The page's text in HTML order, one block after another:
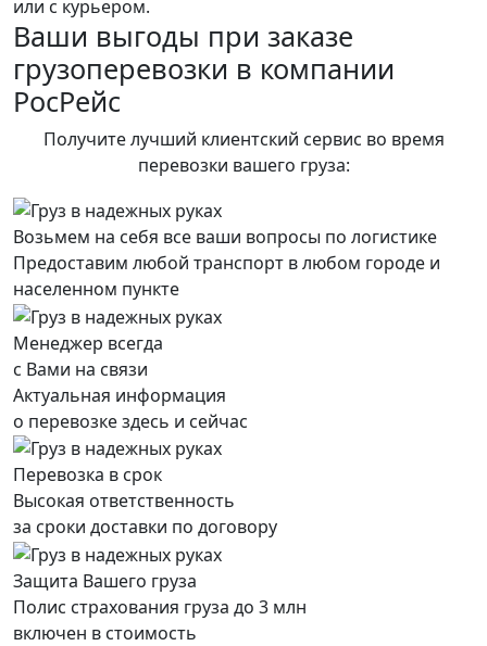
или с курьером.
Ваши выгоды при заказе
грузоперевозки в компании
РосРейс
Получите лучший клиентский сервис во время
перевозки вашего груза:
Возьмем на себя все ваши вопросы по логистике
Предоставим любой транспорт в любом городе и
населенном пункте
Менеджер всегда
с Вами на связи
Актуальная информация
о перевозке здесь и сейчас
Перевозка в срок
Высокая ответственность
за сроки доставки по договору
Защита Вашего груза
Полис страхования груза до 3 млн
включен в стоимость